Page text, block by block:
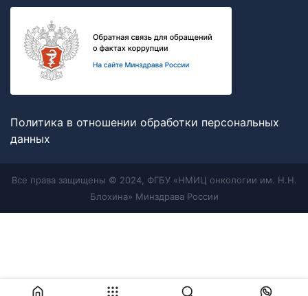
Политика в отношении обработки персональных
данных
Все права защищены © 2024, ФГБУ «НМИЦ онкологии им. Н.Н.
Блохина» Минздрава России